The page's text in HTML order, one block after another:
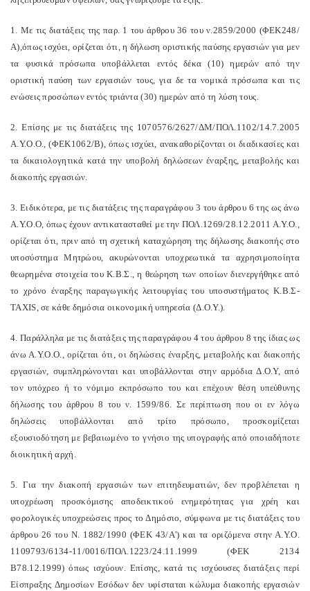
1. Με τις διατάξεις της παρ. 1 του άρθρου 36 του ν.2859/2000 (ΦΕΚ248/
Α),όπως ισχύει, ορίζεται ότι, η δήλωση οριστικής παύσης εργασιών για μεν
τα φυσικά πρόσωπα υποβάλλεται εντός δέκα (10) ημερών από την
οριστική παύση των εργασιών τους, για δε τα νομικά πρόσωπα και τις
ενώσεις προσώπων εντός τριάντα (30) ημερών από τη λύση τους.
2. Επίσης με τις διατάξεις της 1070576/2627/ΔΜ/ΠΟΛ.1102/14.7.2005
Α.Υ.Ο.Ο., (ΦΕΚ1062/Β), όπως ισχύει, ανακαθορίζονται οι διαδικασίες και
τα δικαιολογητικά κατά την υποβολή δηλώσεων έναρξης, μεταβολής και
διακοπής εργασιών.
3. Ειδικότερα, με τις διατάξεις της παραγράφου 3 του άρθρου 6 της ως άνω
Α.Υ.Ο.Ο, όπως έχουν αντικατασταθεί με την ΠΟΛ.1269/28.12.2011 Α.Υ.Ο.,
ορίζεται ότι, πριν από τη σχετική καταχώρηση της δήλωσης διακοπής στο
υποσύστημα Μητρώου, ακυρώνονται υποχρεωτικά τα αχρησιμοποίητα
θεωρημένα στοιχεία του Κ.Β.Σ., η θεώρηση των οποίων διενεργήθηκε από
το χρόνο έναρξης παραγωγικής λειτουργίας του υποσυστήματος Κ.Β.Σ-
TAXIS, σε κάθε δημόσια οικονομική υπηρεσία (Δ.Ο.Υ.).
4. Παράλληλα με τις διατάξεις της παραγράφου 4 του άρθρου 8 της ίδιας ως
άνω Α.Υ.Ο.Ο., ορίζεται ότι, οι δηλώσεις έναρξης, μεταβολής και διακοπής
εργασιών, συμπληρώνονται και υποβάλλονται στην αρμόδια Δ.Ο.Υ, από
τον υπόχρεο ή το νόμιμο εκπρόσωπο του και επέχουν θέση υπεύθυνης
δήλωσης του άρθρου 8 του ν. 1599/86. Σε περίπτωση που οι εν λόγω
δηλώσεις υποβάλλονται από τρίτο πρόσωπο, προσκομίζεται
εξουσιοδότηση με βεβαιωμένο το γνήσιο της υπογραφής από οποιαδήποτε
διοικητική αρχή.
5. Για την διακοπή εργασιών των επιτηδευματιών, δεν προβλέπεται η
υποχρέωση προσκόμισης αποδεικτικού ενημερότητας για χρέη και
φορολογικές υποχρεώσεις προς το Δημόσιο, σύμφωνα με τις διατάξεις του
άρθρου 26 του Ν. 1882/1990 (ΦΕΚ 43/Α') και τα οριζόμενα στην Α.Υ.Ο.
1109793/6134-11/0016/ΠΟΛ.1223/24.11.1999 (ΦΕΚ 2134
Β78.12.1999) όπως ισχύουν. Επίσης, κατά τις ισχύουσες διατάξεις περί
Είσπραξης Δημοσίων Εσόδων δεν υφίσταται κώλυμα διακοπής εργασιών